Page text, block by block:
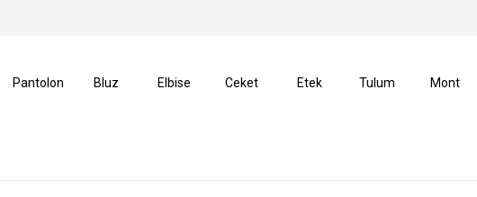
Pantolon Bluz Elbise Ceket Etek Tulum Mont